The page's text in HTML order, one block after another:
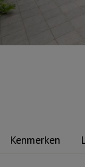
Kenmerken